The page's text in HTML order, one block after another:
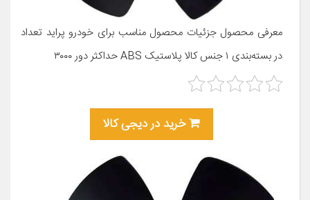
معرفی محصول جزئیات محصول مناسب برای خودرو پراید تعداد
در بسته‌بندی ۱ جنس کالا پلاستیک ABS حداکثر دور ۳۰۰۰
خرید در دیجی کالا